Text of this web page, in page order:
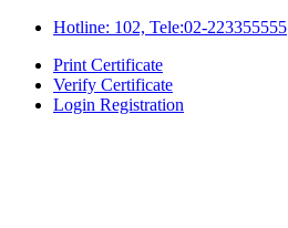
Hotline: 102, Tele:02-223355555
Print Certificate
Verify Certificate
Login Registration